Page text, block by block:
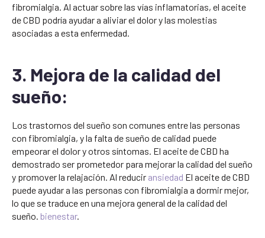
fibromialgia. Al actuar sobre las vías inflamatorias, el aceite
de CBD podría ayudar a aliviar el dolor y las molestias
asociadas a esta enfermedad.
3. Mejora de la calidad del
sueño:
Los trastornos del sueño son comunes entre las personas
con fibromialgia, y la falta de sueño de calidad puede
empeorar el dolor y otros síntomas. El aceite de CBD ha
demostrado ser prometedor para mejorar la calidad del sueño
y promover la relajación. Al reducir ansiedad El aceite de CBD
puede ayudar a las personas con fibromialgia a dormir mejor,
lo que se traduce en una mejora general de la calidad del
sueño. bienestar.